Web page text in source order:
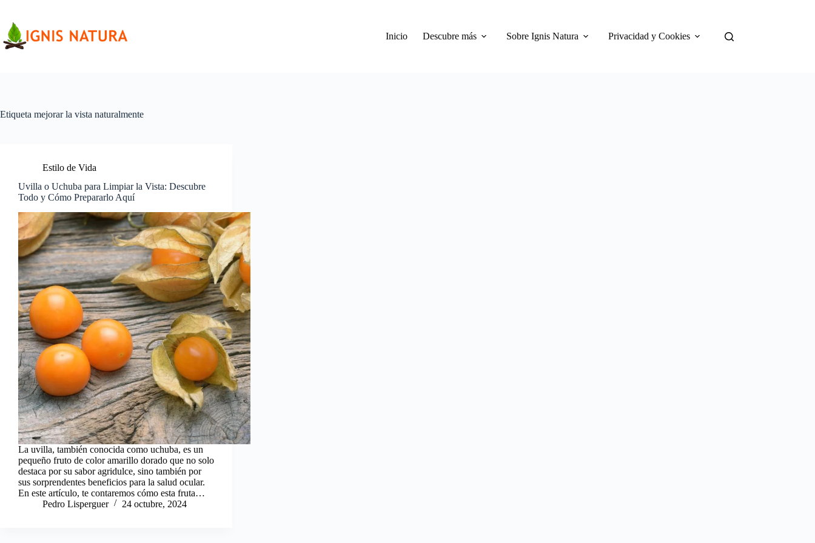
contenido
Inicio
Descubre más Sobre Ignis Natura Privacidad y Cookies
Etiqueta mejorar la vista naturalmente
Estilo de Vida
Uvilla o Uchuba para Limpiar la Vista: Descubre
Todo y Cómo Prepararlo Aquí
La uvilla, también conocida como uchuba, es un
pequeño fruto de color amarillo dorado que no solo
destaca por su sabor agridulce, sino también por
sus sorprendentes beneficios para la salud ocular.
En este artículo, te contaremos cómo esta fruta…
Pedro Lisperguer
24 octubre, 2024